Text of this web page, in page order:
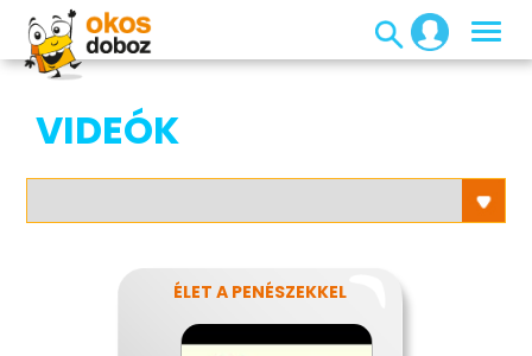
VIDEÓK
ÉLET A PENÉSZEKKEL